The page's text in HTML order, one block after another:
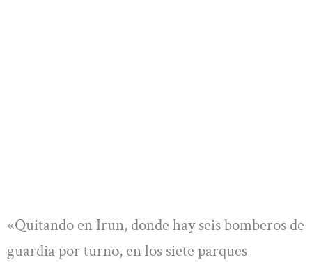
«Quitando en Irun, donde hay seis bomberos de
guardia por turno, en los siete parques